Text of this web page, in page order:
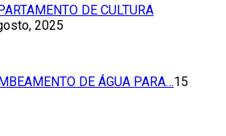
DE CULTURA
2025
DE ÁGUA PARA…15